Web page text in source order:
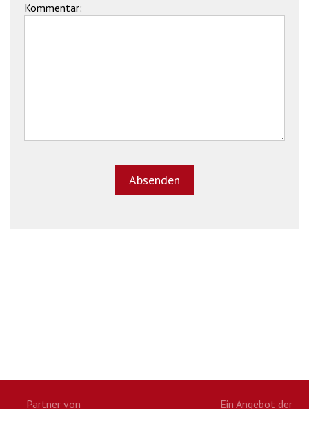
Kommentar:
Partner von Ein Angebot der